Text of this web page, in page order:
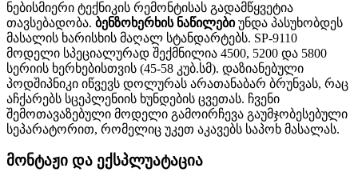
ნებისმიერი ტექნიკის რემონტისას გადამწყვეტია
თავსებადობა. ბენზოხერხის ნაწილებიუნდა პასუხობდეს
მასალის ხარისხის მაღალ სტანდარტებს. SP-9110
მოდელი სპეციალურად შექმნილია 4500, 5200 და 5800
სერიის ხერხებისთვის (45-58 კუბ.სმ). დაზიანებული
პოდშიპნიკი იწვევს დოლურას არათანაბარ ბრუნვას, რაც
აჩქარებს სცეპლენიის ხუნდების ცვეთას. ჩვენი
შემოთავაზებული მოდელი გამოირჩევა გაუმჯობესებული
სეპარატორით, რომელიც უკეთ აკავებს საპოხ მასალას.
მონტაჟი და ექსპლუატაცია